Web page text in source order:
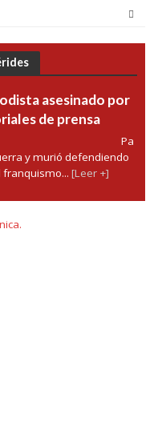
asesinado por
de prensa
Pa
y murió defendiendo
franquismo... [Leer +]